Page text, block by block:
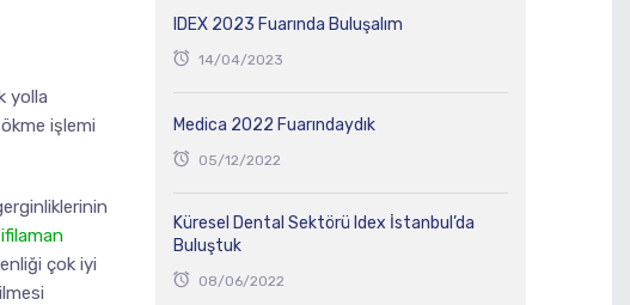
yolla
işlemi
çok iyi
IDEX 2023 Fuarında Buluşalım
14/04/2023
Medica 2022 Fuarındaydık
05/12/2022
Küresel Dental Sektörü Idex İstanbul’da
Buluştuk
08/06/2022